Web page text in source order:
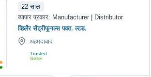
22 साल
व्यापार प्रकार: Manufacturer | Distributor
व्हिर्लेर सेंट्रीफूगल्स पवत. ल्टड.
अहमदाबाद
Trusted
Seller